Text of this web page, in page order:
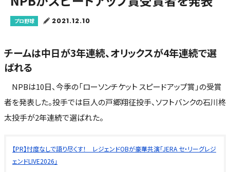
プロ野球 2021.12.10
チームは中日が3年連続、オリックスが4年連続で選
ばれる
NPBは10日、今季の「ローソンチケット スピードアップ賞」の受賞
者を発表した。投手では巨人の戸郷翔征投手、ソフトバンクの石川柊
太投手が2年連続で選ばれた。
【PR】忖度なしで語り尽くす！ レジェンドOBが豪華共演「JERA セ・リーグレジ
ェンドLIVE2026」